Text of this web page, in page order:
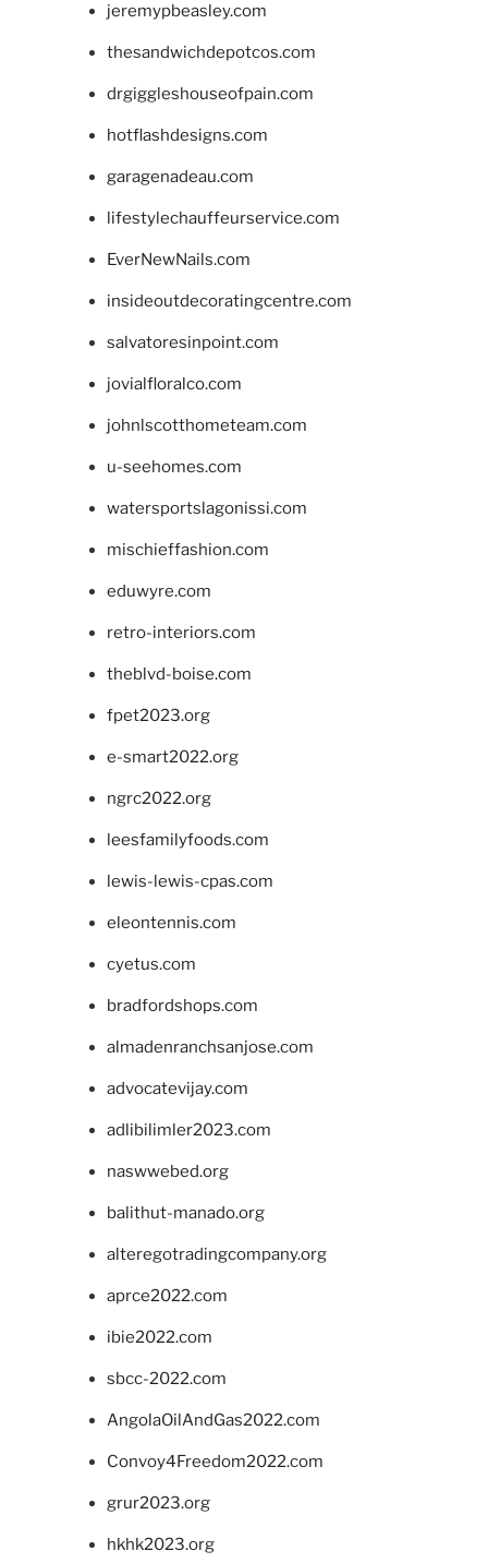
jeremypbeasley.com
thesandwichdepotcos.com
drgiggleshouseofpain.com
hotflashdesigns.com
garagenadeau.com
lifestylechauffeurservice.com
EverNewNails.com
insideoutdecoratingcentre.com
salvatoresinpoint.com
jovialfloralco.com
johnlscotthometeam.com
u-seehomes.com
watersportslagonissi.com
mischieffashion.com
eduwyre.com
retro-interiors.com
theblvd-boise.com
fpet2023.org
e-smart2022.org
ngrc2022.org
leesfamilyfoods.com
lewis-lewis-cpas.com
eleontennis.com
cyetus.com
bradfordshops.com
almadenranchsanjose.com
advocatevijay.com
adlibilimler2023.com
naswwebed.org
balithut-manado.org
alteregotradingcompany.org
aprce2022.com
ibie2022.com
sbcc-2022.com
AngolaOilAndGas2022.com
Convoy4Freedom2022.com
grur2023.org
hkhk2023.org